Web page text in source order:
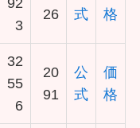
3
26
式
格
32
55
6
20
91
公
式
価
格